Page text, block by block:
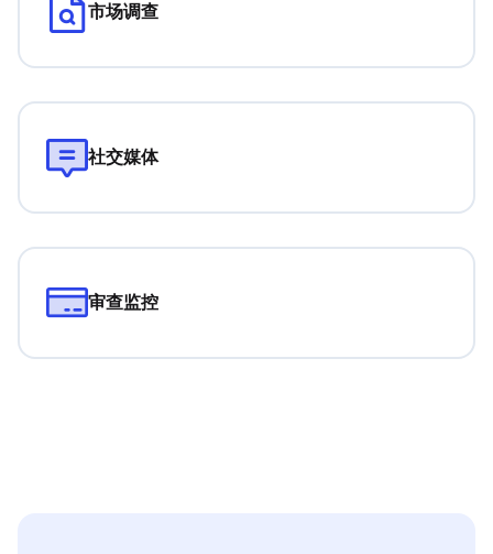
市场调查
社交媒体
审查监控